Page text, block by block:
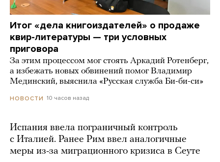
Итог «дела книгоиздателей» о продаже
квир-литературы — три условных
приговора
За этим процессом мог стоять Аркадий Ротенберг,
а избежать новых обвинений помог Владимир
Мединский, выяснила «Русская служба Би-би-си»
НОВОСТИ 10 часов назад
Испания ввела пограничный контроль
с Италией. Ранее Рим ввел аналогичные
меры из-за миграционного кризиса в Сеуте